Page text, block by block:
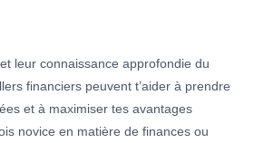
leur connaissance approfondie du
financiers peuvent t’aider à prendre
et à maximiser tes avantages
novice en matière de finances ou